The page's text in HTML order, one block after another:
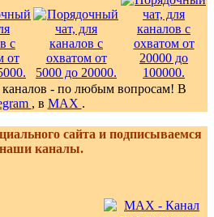
каналов - по любым вопросам! В
, в MAX .
сайта и подписываемся
каналы.